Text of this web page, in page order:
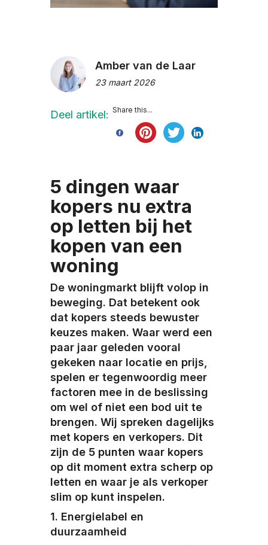
Amber van de Laar
23 maart 2026
Deel artikel: Share this...
5 dingen waar
kopers nu extra
op letten bij het
kopen van een
woning
De woningmarkt blijft volop in
beweging. Dat betekent ook
dat kopers steeds bewuster
keuzes maken. Waar werd een
paar jaar geleden vooral
gekeken naar locatie en prijs,
spelen er tegenwoordig meer
factoren mee in de beslissing
om wel of niet een bod uit te
brengen. Wij spreken dagelijks
met kopers en verkopers. Dit
zijn de 5 punten waar kopers
op dit moment extra scherp op
letten en waar je als verkoper
slim op kunt inspelen.
1. Energielabel en
duurzaamheid